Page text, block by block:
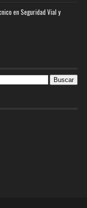
en Seguridad Vial y